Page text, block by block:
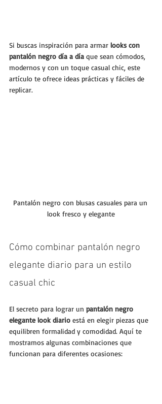
Si buscas inspiración para armar looks con
pantalón negro día a día que sean cómodos,
modernos y con un toque casual chic, este
artículo te ofrece ideas prácticas y fáciles de
replicar.
Pantalón negro con blusas casuales para un
look fresco y elegante
Cómo combinar pantalón negro
elegante diario para un estilo
casual chic
El secreto para lograr un pantalón negro
elegante look diario está en elegir piezas que
equilibren formalidad y comodidad. Aquí te
mostramos algunas combinaciones que
funcionan para diferentes ocasiones: